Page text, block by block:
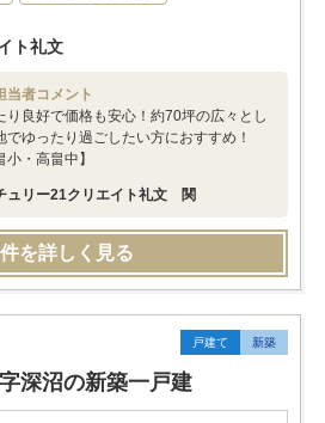
ト礼文
当者コメント
り良好で価格も安心！約70坪の広々とし
でゆったり過ごしたい方におすすめ！
小・高畠中】
ュリー21クリエイト礼文 関
を詳しく見る
戸建て 新築
深沼の新築一戸建